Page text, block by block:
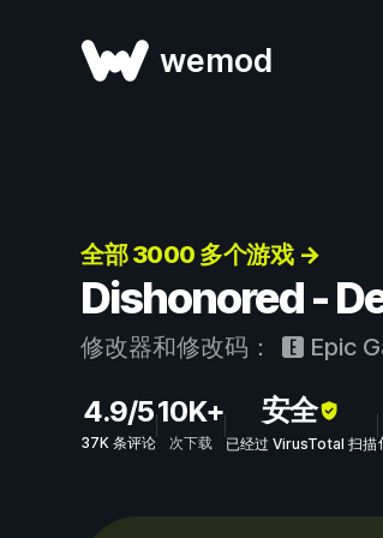
wemod
全部 3000 多个游戏 →
Dishonored -
修改器和修改码： Epic
4.9/5
37K 条评论
10K+
次下载
安全
已经过 VirusTotal 扫描